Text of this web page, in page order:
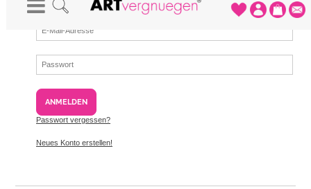
ANMELDEN
Passwort vergessen?
Neues Konto erstellen!